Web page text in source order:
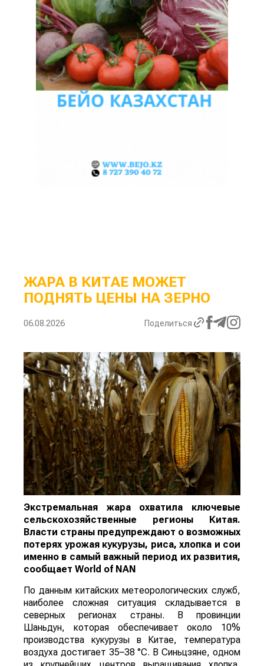
ЖАРА В КИТАЕ МОЖЕТ
ПОДНЯТЬ ЦЕНЫ НА ЗЕРНО
06.08.2026 Поделиться
Экстремальная жара охватила ключевые
сельскохозяйственные регионы Китая.
Власти страны предупреждают о возможных
потерях урожая кукурузы, риса, хлопка и сои
именно в самый важный период их развития,
сообщает World of NAN
По данным китайских метеорологических служб,
наиболее сложная ситуация складывается в
северных регионах страны. В провинции
Шаньдун, которая обеспечивает около 10%
производства кукурузы в Китае, температура
воздуха достигает 35–38 °C. В Синьцзяне, одном